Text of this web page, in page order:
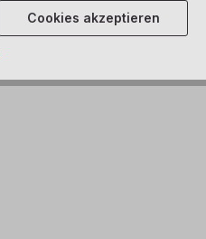
Cookies akzeptieren